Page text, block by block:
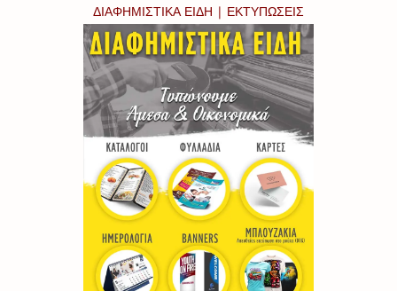
ΔΙΑΦΗΜΙΣΤΙΚΑ ΕΙΔΗ | ΕΚΤΥΠΩΣΕΙΣ